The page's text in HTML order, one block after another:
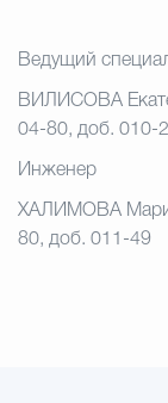
Ведущий
ВИЛИСОВА
04-80, доб. 010-
Инженер
ХАЛИМОВА
80, доб. 011-49